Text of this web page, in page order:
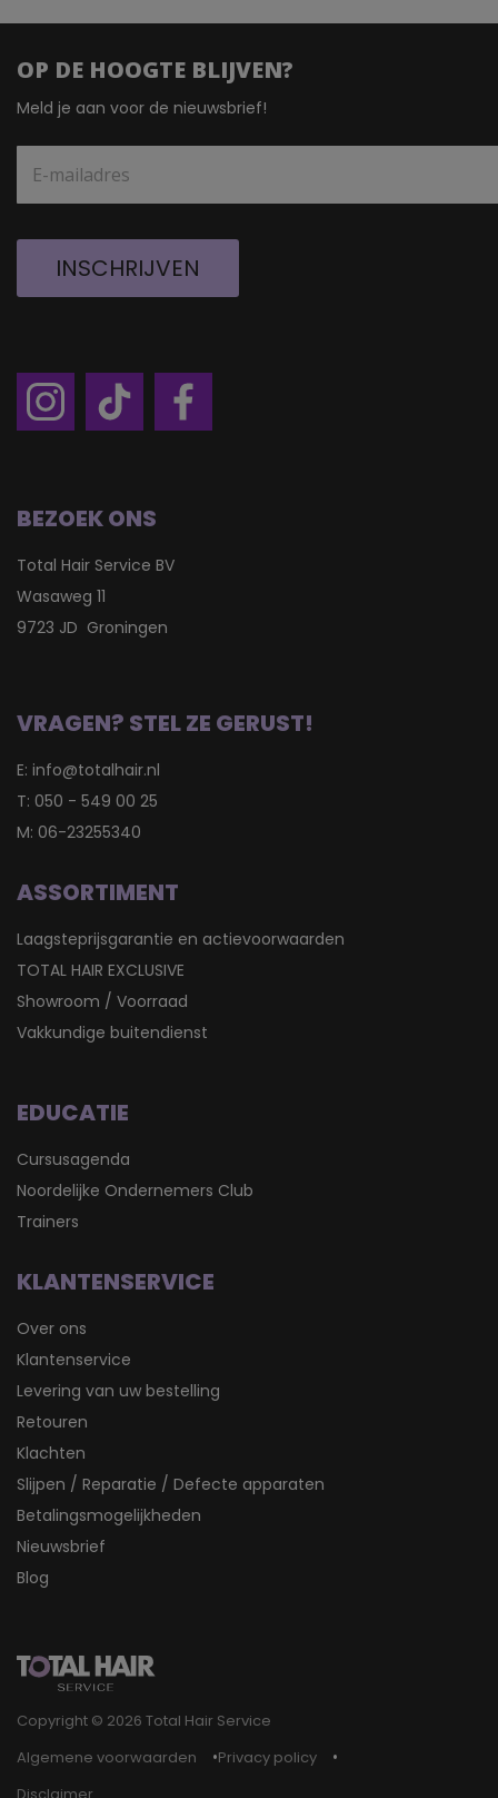
OP DE HOOGTE BLIJVEN?
Meld je aan voor de nieuwsbrief!
INSCHRIJVEN
BEZOEK ONS
Total Hair Service BV
Wasaweg 11
9723 JD Groningen
VRAGEN? STEL ZE GERUST!
E: info@totalhair.nl
T: 050 - 549 00 25
M: 06-23255340
ASSORTIMENT
Laagsteprijsgarantie en actievoorwaarden
TOTAL HAIR EXCLUSIVE
Showroom / Voorraad
Vakkundige buitendienst
EDUCATIE
Cursusagenda
Noordelijke Ondernemers Club
Trainers
KLANTENSERVICE
Over ons
Klantenservice
Levering van uw bestelling
Retouren
Klachten
Slijpen / Reparatie / Defecte apparaten
Betalingsmogelijkheden
Nieuwsbrief
Blog
Copyright © 2026 Total Hair Service
Algemene voorwaarden
Privacy policy